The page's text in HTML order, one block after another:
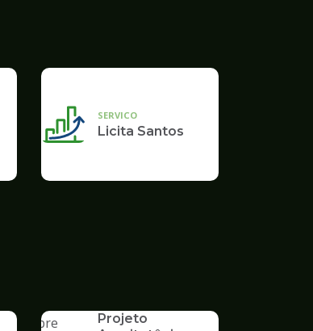
SERVICO
Licita Santos
Projeto